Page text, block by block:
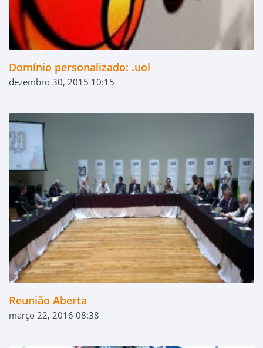
Domínio personalizado: .uol
dezembro 30, 2015 10:15
Reunião Aberta
março 22, 2016 08:38